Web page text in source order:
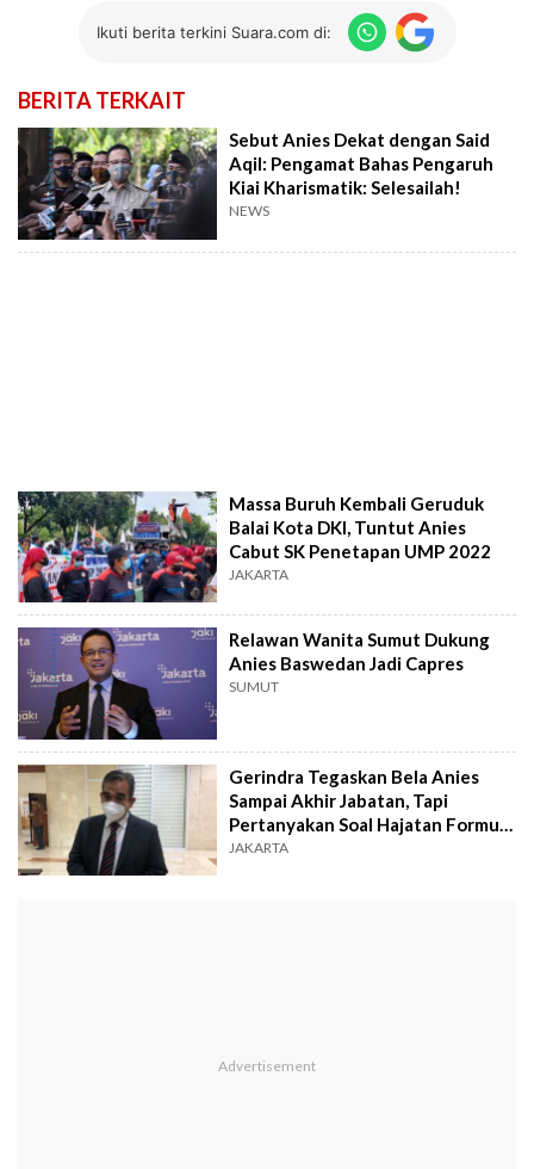
Ikuti berita terkini Suara.com di:
BERITA TERKAIT
Sebut Anies Dekat dengan Said
Aqil: Pengamat Bahas Pengaruh
Kiai Kharismatik: Selesailah!
NEWS
Massa Buruh Kembali Geruduk
Balai Kota DKI, Tuntut Anies
Cabut SK Penetapan UMP 2022
JAKARTA
Relawan Wanita Sumut Dukung
Anies Baswedan Jadi Capres
SUMUT
Gerindra Tegaskan Bela Anies
Sampai Akhir Jabatan, Tapi
Pertanyakan Soal Hajatan Formula
E
JAKARTA